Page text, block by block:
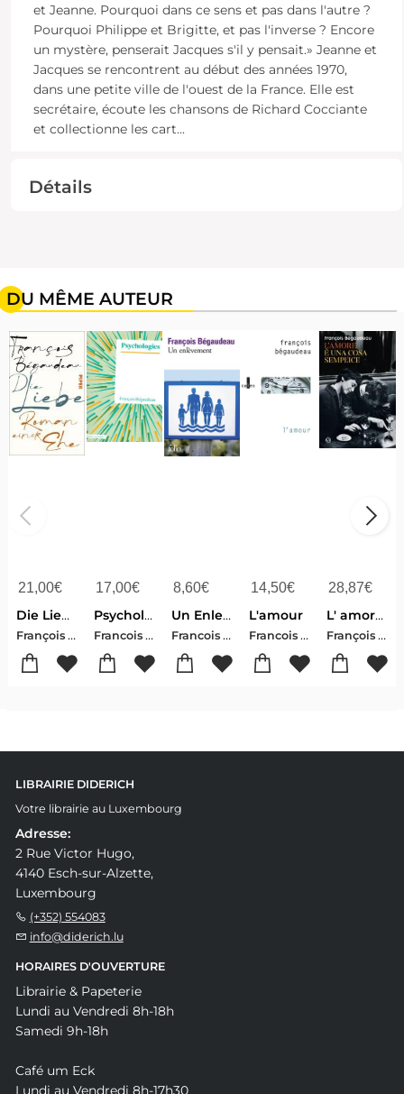
et Jeanne. Pourquoi dans ce sens et pas dans l'autre ?
Pourquoi Philippe et Brigitte, et pas l'inverse ? Encore
un mystère, penserait Jacques s'il y pensait.» Jeanne et
Jacques se rencontrent au début des années 1970,
dans une petite ville de l'ouest de la France. Elle est
secrétaire, écoute les chansons de Richard Cocciante
et collectionne les cart...
Détails
DU MÊME AUTEUR
21,00€
Die Liebe
François , Bégaudeau
17,00€
Psychologies
Francois Begaudeau
8,60€
Un Enlevement
Francois Begaudeau
14,50€
L'amour
Francois Begaudeau
28,87€
L' amore è una cosa semplice
François , Bégaudeau
LIBRAIRIE DIDERICH
Votre librairie au Luxembourg
Adresse:
2 Rue Victor Hugo,
4140 Esch-sur-Alzette,
Luxembourg
(+352) 554083
info@diderich.lu
HORAIRES D'OUVERTURE
Librairie & Papeterie
Lundi au Vendredi 8h-18h
Samedi 9h-18h
Café um Eck